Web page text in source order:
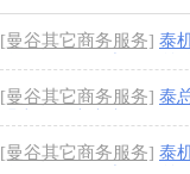
[曼谷其它商务服务] 泰
[曼谷其它商务服务] 泰
[曼谷其它商务服务] 泰